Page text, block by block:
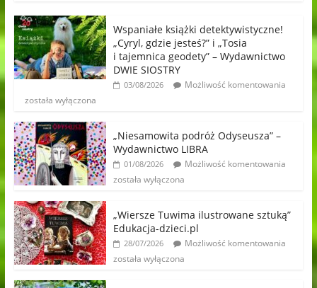
Wspaniałe książki detektywistyczne!
„Cyryl, gdzie jesteś?” i „Tosia
i tajemnica geodety” – Wydawnictwo
DWIE SIOSTRY
03/08/2026
Możliwość komentowania
została wyłączona
„Niesamowita podróż Odyseusza” –
Wydawnictwo LIBRA
01/08/2026
Możliwość komentowania
została wyłączona
„Wiersze Tuwima ilustrowane sztuką”
Edukacja-dzieci.pl
28/07/2026
Możliwość komentowania
została wyłączona